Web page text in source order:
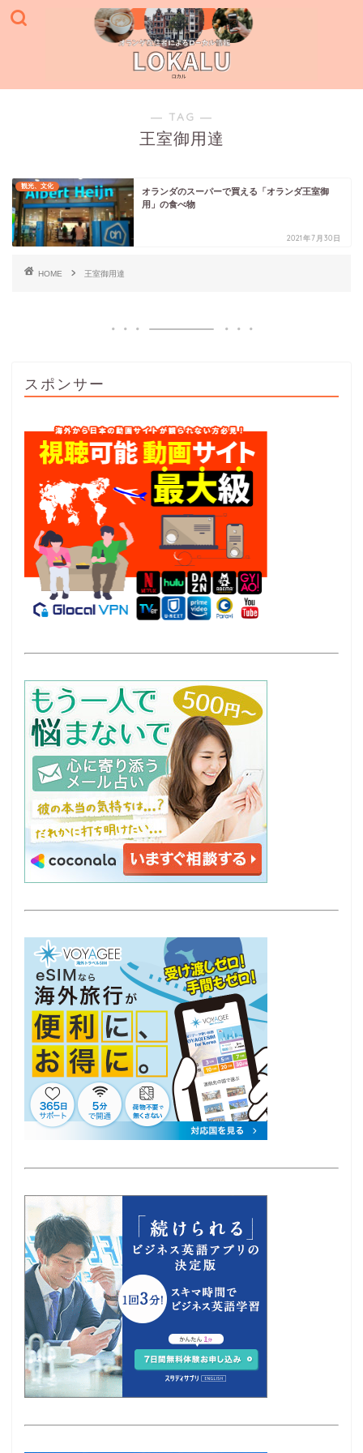
― TAG ―
王室御用達
観光、文化
オランダのスーパーで買える「オランダ王室御
用」の食べ物
2021年7月30日
HOME 王室御用達
スポンサー